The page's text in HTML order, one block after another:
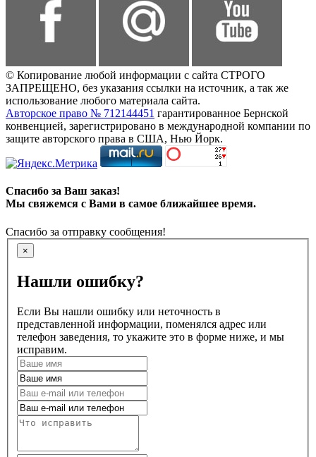
© Копирование любой информации с сайта СТРОГО
ЗАПРЕЩЕНО, без указания ссылки на источник, а так же
использование любого материала сайта.
Авторское право № 712144451 гарантированное Бернской
конвенцией, зарегистрировано в международной компании по
защите авторского права в США, Нью Йорк.
Спасибо за Ваш заказ!
Мы свяжемся с Вами в самое ближайшее время.
Спасибо за отправку сообщения!
×
Нашли ошибку?
Если Вы нашли ошибку или неточность в
представленной информации, поменялся адрес или
телефон заведения, то укажите это в форме ниже, и мы
исправим.